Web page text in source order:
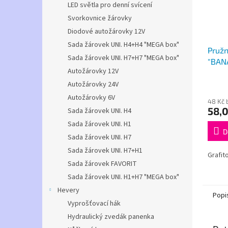
LED světla pro denní svícení
Svorkovnice žárovky
Diodové autožárovky 12V
Sada žárovek UNI. H4+H4 "MEGA box"
Sada žárovek UNI. H7+H7 "MEGA box"
Autožárovky 12V
Autožárovky 24V
Autožárovky 6V
Sada žárovek UNI. H4
Sada žárovek UNI. H1
Sada žárovek UNI. H7
Sada žárovek UNI. H7+H1
Sada žárovek FAVORIT
Sada žárovek UNI. H1+H7 "MEGA box"
Hevery
Vyprošťovací hák
Hydraulický zvedák panenka
48 Kč